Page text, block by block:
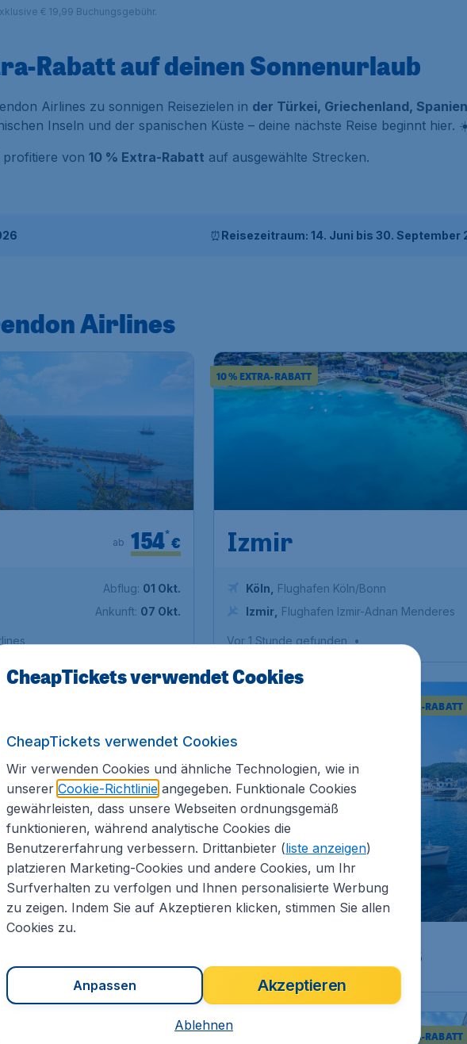
€ 19,99 Buchungsgebühr.
Rabatt auf deinen Sonnenurlaub
Airlines zu sonnigen Reisezielen in der Türkei, Griechenland,
Inseln und der spanischen Küste – deine nächste Reise beginnt hier.
profitiere von 10 % Extra-Rabatt auf ausgewählte Strecken.
⏰Reisezeitraum: 14. Juni bis 30. September
Airlines
€
154*
ab
Abflug: 01 Okt.
Ankunft: 07 Okt.
10 % EXTRA-RABATT
Izmir
Köln
Flughafen Köln/Bonn
Izmir, Flughafen Izmir-Adnan Menderes
Vor 1 Stunde gefunden •
€
* Çukurova €
356 *
ab
Flughafen Köln/Bonn
Abflug:
Vor 1 Stunde gefunden •
10 % EXTRA-RABATT
Kos
10 % EXTRA-RABATT
CheapTickets verwendet Cookies
CheapTickets verwendet Cookies
Wir verwenden Cookies und ähnliche Technologien, wie in
unserer Cookie-Richtlinieangegeben. Funktionale Cookies
gewährleisten, dass unsere Webseiten ordnungsgemäß
funktionieren, während analytische Cookies die
Benutzererfahrung verbessern. Drittanbieter (liste anzeigen)
platzieren Marketing-Cookies und andere Cookies, um Ihr
Surfverhalten zu verfolgen und Ihnen personalisierte Werbung
zu zeigen. Indem Sie auf Akzeptieren klicken, stimmen Sie allen
Cookies zu.
Akzeptieren
Anpassen
Ablehnen